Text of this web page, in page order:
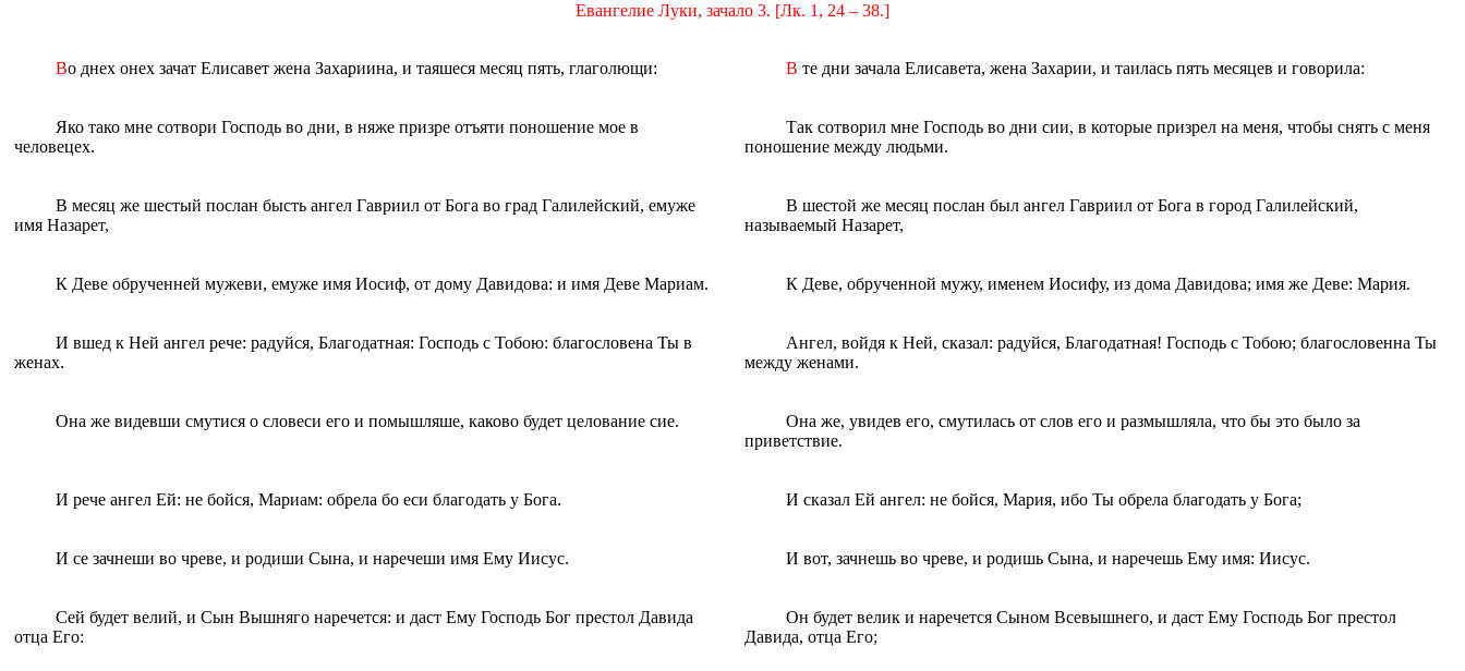
Евангелие Луки, зачало 3. [Лк. 1, 24 – 38.]
Во днех онех зачат Eлисавет жена Захариина, и таяшеся месяц пять, глаголющи: В те дни зачала Елисавета, жена Захарии, и таилась пять месяцев и говорила:
Яко тако мне сотвори Господь во дни, в няже призре отъяти поношение мое в
человецех.
Так сотворил мне Господь во дни сии, в которые призрел на меня, чтобы снять с меня
поношение между людьми.
В месяц же шестый послан бысть ангел Гавриил от Бога во град Галилейский, eмуже
имя Назарет,
В шестой же месяц послан был ангел Гавриил от Бога в город Галилейский,
называемый Назарет,
К Деве обрученней мужеви, eмуже имя Иосиф, от дому Давидова: и имя Деве Мариам. К Деве, обрученной мужу, именем Иосифу, из дома Давидова; имя же Деве: Мария.
И вшед к Ней ангел рече: радуйся, Благодатная: Господь с Тобою: благословена Ты в
женах.
Ангел, войдя к Ней, сказал: радуйся, Благодатная! Господь с Тобою; благословенна Ты
между женами.
Oна же видевши смутися о словеси eго и помышляше, каково будет целование сие.
Она же, увидев его, смутилась от слов его и размышляла, что бы это было за
приветствие.
И рече ангел Eй: не бойся, Мариам: обрела бо eси благодать у Бога. И сказал Ей ангел: не бойся, Мария, ибо Ты обрела благодать у Бога;
И се зачнеши во чреве, и родиши Сына, и наречеши имя Eму Иисус. И вот, зачнешь во чреве, и родишь Сына, и наречешь Ему имя: Иисус.
Сей будет велий, и Сын Вышняго наречется: и даст Eму Господь Бог престол Давида
oтца Eго:
Он будет велик и наречется Сыном Всевышнего, и даст Ему Господь Бог престол
Давида, отца Его;